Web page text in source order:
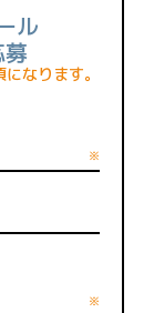
ル
なります。
※
※